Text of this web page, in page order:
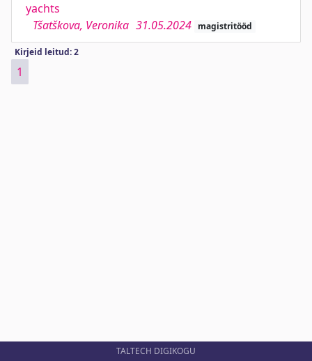
yachts
Tšatškova, Veronika 31.05.2024 magistritööd
Kirjeid leitud: 2
1
TALTECH DIGIKOGU